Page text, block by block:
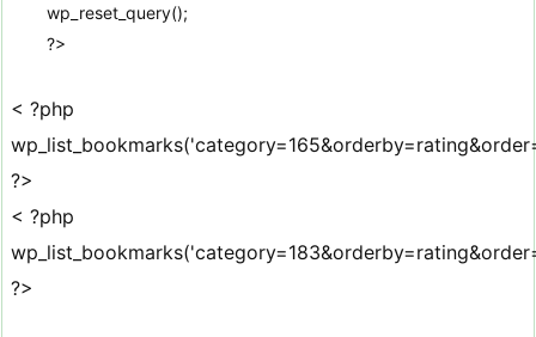
wp_reset_query();
?>
< ?php
?>
< ?php
?>